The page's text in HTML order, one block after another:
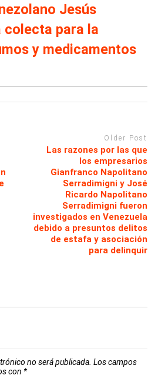
Jesús
colecta para la
y medicamentos
Older Post
Las razones por las que
los empresarios
Gianfranco Napolitano
Serradimigni y José
Ricardo Napolitano
Serradimigni fueron
investigados en Venezuela
debido a presuntos delitos
de estafa y asociación
para delinquir
no será publicada. Los campos
con *